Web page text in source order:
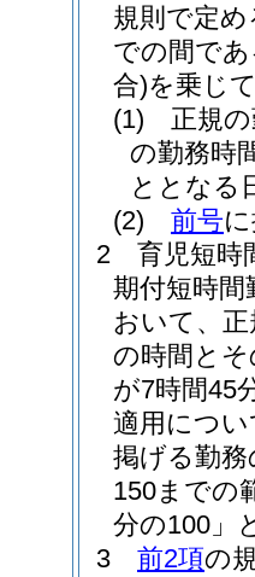
規則で定め
での間で
合)を乗じ
(1)
正規
の勤務時
ととなる
(2)
前号
2
育児短時
期付短時
おいて、
の時間と
が7時間45
適用につ
掲げる勤
150までの
分の100」
3
前2項の